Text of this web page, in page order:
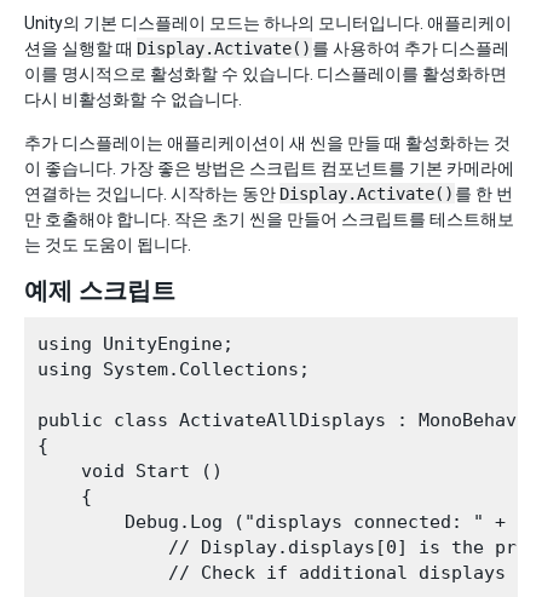
Unity의 기본 디스플레이 모드는 하나의 모니터입니다. 애플리케이
션을 실행할 때 Display.Activate() 를 사용하여 추가 디스플레
이를 명시적으로 활성화할 수 있습니다. 디스플레이를 활성화하면
다시 비활성화할 수 없습니다.
추가 디스플레이는 애플리케이션이 새 씬을 만들 때 활성화하는 것
이 좋습니다. 가장 좋은 방법은 스크립트 컴포넌트를 기본 카메라에
연결하는 것입니다. 시작하는 동안 Display.Activate() 를 한 번
만 호출해야 합니다. 작은 초기 씬을 만들어 스크립트를 테스트해보
는 것도 도움이 됩니다.
예제 스크립트
using UnityEngine;
using System.Collections;
public class ActivateAllDisplays :
{
    void Start ()
    {
Debug.Log ("displays connected: " +
// Display.displays[0] is the
// Check if additional displays